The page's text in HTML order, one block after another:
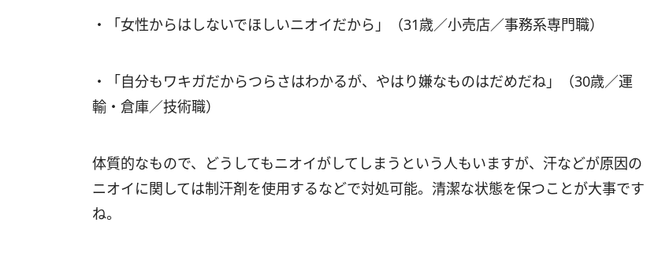
・「女性からはしないでほしいニオイだから」（31歳／小売店／事務系専門職）
・「自分もワキガだからつらさはわかるが、やはり嫌なものはだめだね」（30歳／運
輸・倉庫／技術職）
体質的なもので、どうしてもニオイがしてしまうという人もいますが、汗などが原因の
ニオイに関しては制汗剤を使用するなどで対処可能。清潔な状態を保つことが大事です
ね。